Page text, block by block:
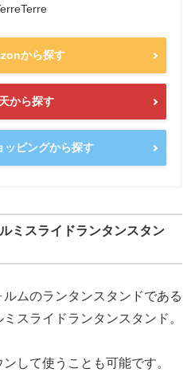
から探す
から探す
ッピングから探す
ミスライドランタンスタン
ムのランタンスタンドである
スライドランタンスタンド。
して使うことも可能です。